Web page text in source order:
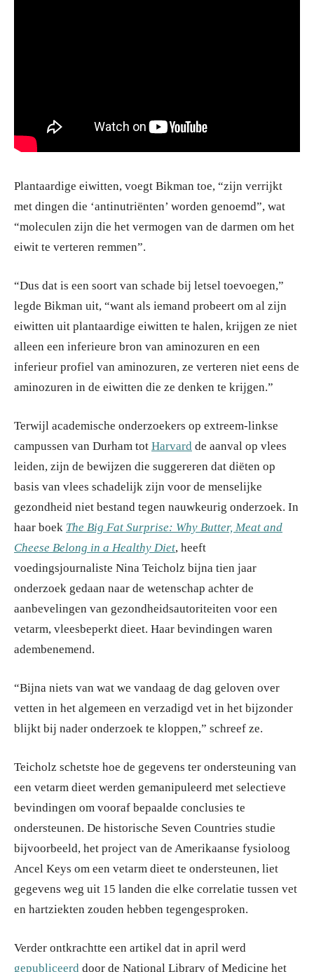
Plantaardige eiwitten, voegt Bikman toe, “zijn verrijkt
met dingen die ‘antinutriënten’ worden genoemd”, wat
“moleculen zijn die het vermogen van de darmen om het
eiwit te verteren remmen”.
“Dus dat is een soort van schade bij letsel toevoegen,”
legde Bikman uit, “want als iemand probeert om al zijn
eiwitten uit plantaardige eiwitten te halen, krijgen ze niet
alleen een inferieure bron van aminozuren en een
inferieur profiel van aminozuren, ze verteren niet eens de
aminozuren in de eiwitten die ze denken te krijgen.”
Terwijl academische onderzoekers op extreem-linkse
campussen van Durham tot Harvard de aanval op vlees
leiden, zijn de bewijzen die suggereren dat diëten op
basis van vlees schadelijk zijn voor de menselijke
gezondheid niet bestand tegen nauwkeurig onderzoek. In
haar boek The Big Fat Surprise: Why Butter, Meat and
Cheese Belong in a Healthy Diet, heeft
voedingsjournaliste Nina Teicholz bijna tien jaar
onderzoek gedaan naar de wetenschap achter de
aanbevelingen van gezondheidsautoriteiten voor een
vetarm, vleesbeperkt dieet. Haar bevindingen waren
adembenemend.
“Bijna niets van wat we vandaag de dag geloven over
vetten in het algemeen en verzadigd vet in het bijzonder
blijkt bij nader onderzoek te kloppen,” schreef ze.
Teicholz schetste hoe de gegevens ter ondersteuning van
een vetarm dieet werden gemanipuleerd met selectieve
bevindingen om vooraf bepaalde conclusies te
ondersteunen. De historische Seven Countries studie
bijvoorbeeld, het project van de Amerikaanse fysioloog
Ancel Keys om een vetarm dieet te ondersteunen, liet
gegevens weg uit 15 landen die elke correlatie tussen vet
en hartziekten zouden hebben tegengesproken.
Verder ontkrachtte een artikel dat in april werd
gepubliceerd door de National Library of Medicine het